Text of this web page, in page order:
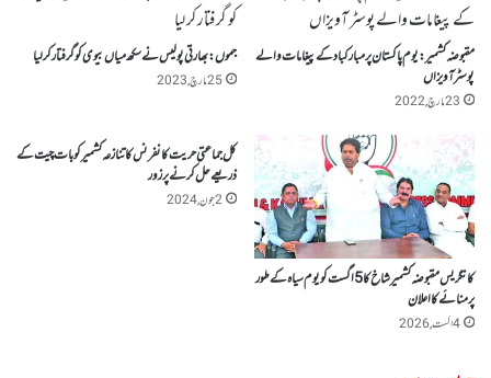
مقبوضہ کشمیر :یوم پاکستان پر مبارکباد کے پیغامات والے
پوسٹر آویزاں
23 مارچ, 2022
جموں:بھارتی پولیس نے سکھ میاں بیوی کو گرفتار کر لیا
25 مارچ, 2023
کانگریس مقبوضہ کشمیر شاخ کا5 اگست کو یوم سیاہ کے طور
پر منائے کا اعلان
4 اگست, 2026
کل جماعتی حریت کانفرنس کاتنازعہ کشمیر کو بات چیت کے
ذریعے حل کرنے پر زور
2 جون, 2024